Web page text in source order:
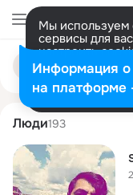
Мы используем
сервисы для
настроить
представитель.
Разрешить все
Поиск
людям
sabir huseynov
Люди193
Информация о
на платформе